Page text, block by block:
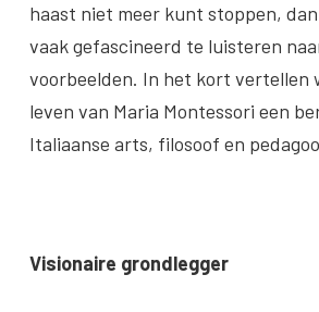
haast niet meer kunt stoppen,
vaak gefascineerd te luisteren
voorbeelden. In het kort vertellen
leven van Maria Montessori een
Italiaanse arts, filosoof en
Visionaire grondlegger